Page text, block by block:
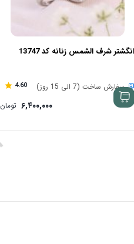
انگشتر شرف الشمس زنانه کد 13747
سفارش ساخت (7 الی 15 روز) 4.60
۶,۴۰۰,۰۰۰ تومان